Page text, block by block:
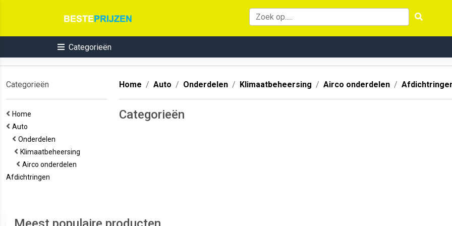
Categorieën
Categorieën
Home
Auto
Onderdelen
Klimaatbeheersing
Airco onderdelen
Afdichtringen
Home Auto Onderdelen Klimaatbeheersing Airco onderdelen
Categorieën